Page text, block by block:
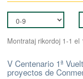
Montrataj rikordoj 1-1 el
V Centenario 1ª
proyectos de